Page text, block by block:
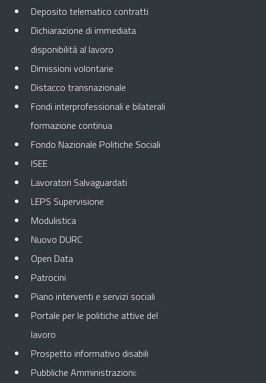
Deposito telematico contratti
Dichiarazione di immediata
disponibilità al lavoro
Dimissioni volontarie
Distacco transnazionale
Fondi interprofessionali e bilaterali
formazione continua
Fondo Nazionale Politiche Sociali
ISEE
Lavoratori Salvaguardati
LEPS Supervisione
Modulistica
Nuovo DURC
Open Data
Patrocini
Piano interventi e servizi sociali
Portale per le politiche attive del
lavoro
Prospetto informativo disabili
Pubbliche Amministrazioni: